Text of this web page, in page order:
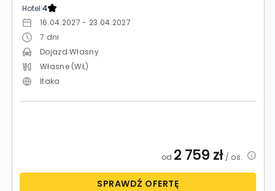
Hotel:4
16.04.2027 - 23.04.2027
7 dni
Dojazd Własny
Własne (WŁ)
Itaka
od 2 759 zł/ os.
SPRAWDŹ OFERTĘ